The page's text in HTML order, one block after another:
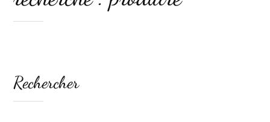
Rechercher